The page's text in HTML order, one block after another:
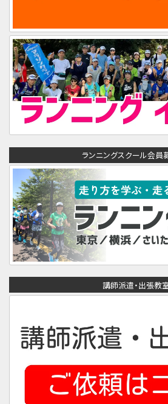
ランニングスクール会員
講師派遣・出張教